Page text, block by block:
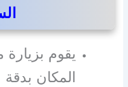
يقوم بزيارة
المكان بدقة